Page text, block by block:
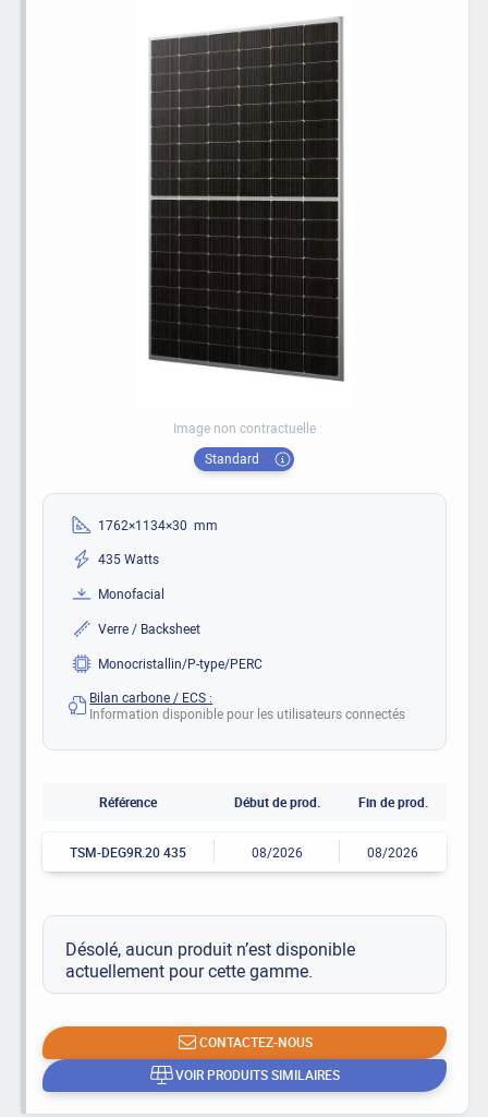
Image non contractuelle
Standard
1762×1134×30 mm
435 Watts
Monofacial
Verre / Backsheet
Monocristallin/P-type/PERC
Bilan carbone / ECS :
Information disponible pour les utilisateurs connectés
Référence Début de prod. Fin de prod.
TSM-DEG9R.20 435 08/2026 08/2026
Désolé, aucun produit n’est disponible
actuellement pour cette gamme.
CONTACTEZ-NOUS
VOIR PRODUITS SIMILAIRES